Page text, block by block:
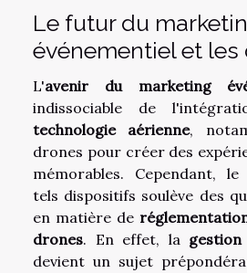
Le futur du
événementiel et les
L'avenir du marketing
indissociable de
technologie aérienne,
drones pour créer des
mémorables. Cependant,
tels dispositifs soulève des
en matière de
drones. En effet, la
devient un sujet